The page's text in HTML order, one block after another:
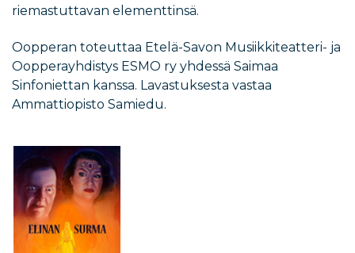
riemastuttavan elementtinsä.
Oopperan toteuttaa Etelä-Savon Musiikkiteatteri- ja
Oopperayhdistys ESMO ry yhdessä Saimaa
Sinfoniettan kanssa. Lavastuksesta vastaa
Ammattiopisto Samiedu.